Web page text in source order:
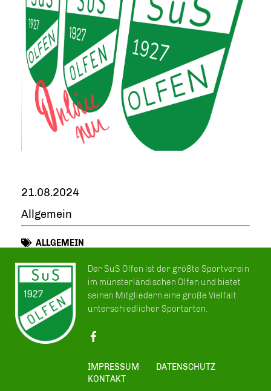
21.08.2024
Allgemein
ALLGEMEIN
Der SuS Olfen ist der größte Sportverein
im münsterländischen Olfen und bietet
seinen Mitgliedern eine große Vielfalt
unterschiedlicher Sportarten.
IMPRESSUM
DATENSCHUTZ
KONTAKT